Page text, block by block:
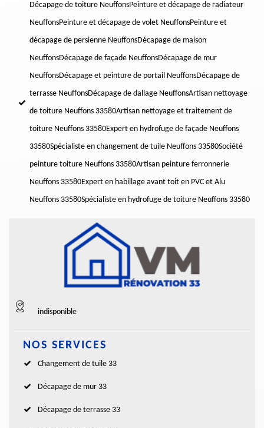
Décapage de toiture NeuffonsPeinture et décapage de radiateur
NeuffonsPeinture et décapage de volet NeuffonsPeinture et
décapage de persienne NeuffonsDécapage de maison
NeuffonsDécapage de façade NeuffonsDécapage de mur
NeuffonsDécapage et peinture de portail NeuffonsDécapage de
terrasse NeuffonsDécapage de dallage NeuffonsArtisan nettoyage
de toiture Neuffons 33580Artisan nettoyage et traitement de
toiture Neuffons 33580Expert en hydrofuge de façade Neuffons
33580Spécialiste en changement de tuile Neuffons 33580Société
peinture toiture Neuffons 33580Artisan peinture ferronnerie
Neuffons 33580Expert en habillage avant toit en PVC et Alu
Neuffons 33580Spécialiste en hydrofuge de toiture Neuffons 33580
indisponible
NOS SERVICES
Changement de tuile 33
Décapage de mur 33
Décapage de terrasse 33